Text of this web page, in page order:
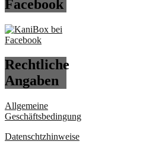
Facebook
Rechtliche
Angaben
Allgemeine
Geschäftsbedingung
Datenschtzhinweise